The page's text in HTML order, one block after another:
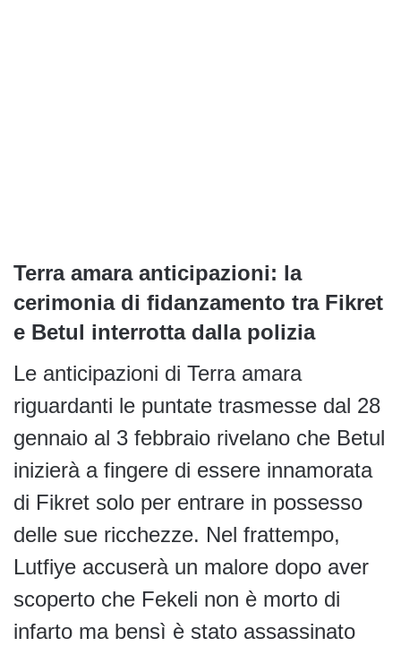
Terra amara anticipazioni: la
cerimonia di fidanzamento tra Fikret
e Betul interrotta dalla polizia
Le anticipazioni di Terra amara
riguardanti le puntate trasmesse dal 28
gennaio al 3 febbraio rivelano che Betul
inizierà a fingere di essere innamorata
di Fikret solo per entrare in possesso
delle sue ricchezze. Nel frattempo,
Lutfiye accuserà un malore dopo aver
scoperto che Fekeli non è morto di
infarto ma bensì è stato assassinato